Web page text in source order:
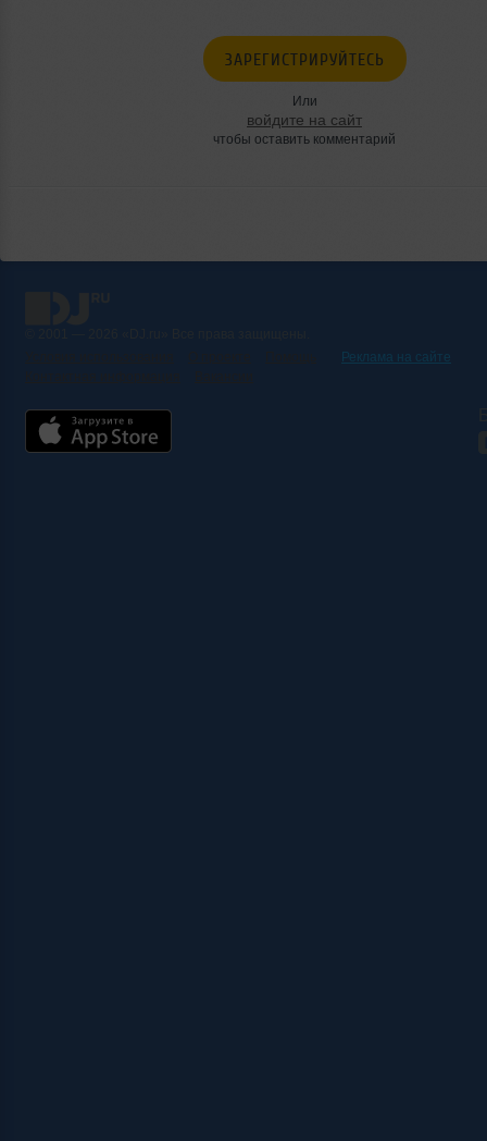
ЗАРЕГИСТРИРУЙТЕСЬ
Или
войдите на сайт
чтобы оставить комментарий
Реклама на сайте